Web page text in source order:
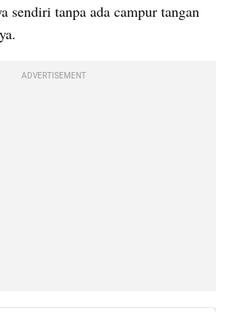
sendiri tanpa ada campur tangan
ADVERTISEMENT